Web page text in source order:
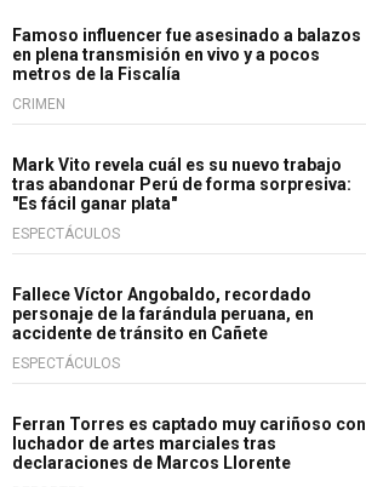
Famoso influencer fue asesinado a balazos
en plena transmisión en vivo y a pocos
metros de la Fiscalía
CRIMEN
Mark Vito revela cuál es su nuevo trabajo
tras abandonar Perú de forma sorpresiva:
"Es fácil ganar plata"
ESPECTÁCULOS
Fallece Víctor Angobaldo, recordado
personaje de la farándula peruana, en
accidente de tránsito en Cañete
ESPECTÁCULOS
Ferran Torres es captado muy cariñoso con
luchador de artes marciales tras
declaraciones de Marcos Llorente